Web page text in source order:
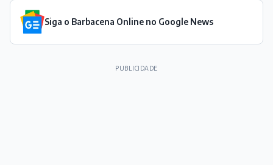
Siga o Barbacena Online no Google News
PUBLICIDADE